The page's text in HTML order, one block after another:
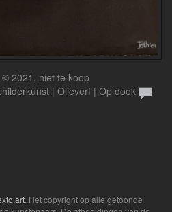
2021, niet te koop
| Olieverf | Op doek
. Het copyright op alle getoonde